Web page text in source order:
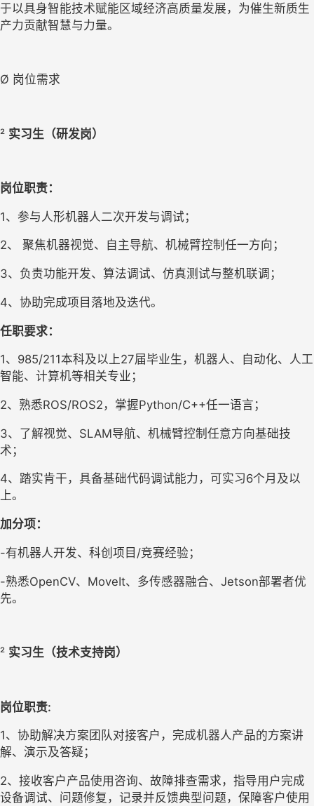
于以具身智能技术赋能区域经济高质量发展，为催生新质生
产力贡献智慧与力量。
Ø 岗位需求
² 实习生（研发岗）
岗位职责：
1、 参与人形机器人二次开发与调试；
2、 聚焦机器视觉、自主导航、机械臂控制任一方向；
3、 负责功能开发、算法调试、仿真测试与整机联调；
4、 协助完成项目落地及迭代。
任职要求：
1、 985/211本科及以上27届毕业生，机器人、自动化、人工
智能、计算机等相关专业；
2、 熟悉ROS/ROS2，掌握Python/C++任一语言；
3、 了解视觉、 SLAM导航、机械臂控制任意方向基础技
术；
4、 踏实肯干，具备基础代码调试能力，可实习6个月及以
上。
加分项：
-有机器人开发、科创项目/竞赛经验；
-熟悉OpenCV、MoveIt、多传感器融合、Jetson部署者优
先。
² 实习生（技术支持岗）
岗位职责:
1、 协助解决方案团队对接客户，完成机器人产品的方案讲
解、演示及答疑；
2、 接收客户产品使用咨询、故障排查需求，指导用户完成
设备调试、问题修复，记录并反馈典型问题，保障客户使用